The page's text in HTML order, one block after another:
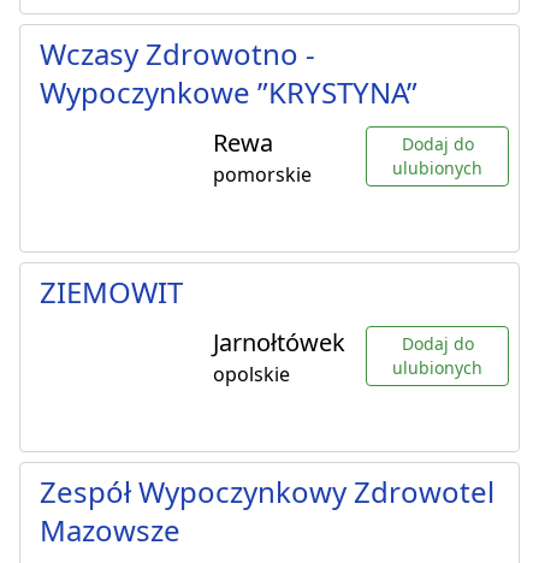
Wczasy Zdrowotno -
Wypoczynkowe ”KRYSTYNA”
Rewa
pomorskie
Dodaj do
ulubionych
ZIEMOWIT
Jarnołtówek
opolskie
Dodaj do
ulubionych
Zespół Wypoczynkowy Zdrowotel
Mazowsze